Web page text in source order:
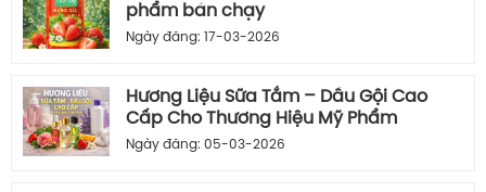
phẩm bán chạy
Ngày đăng: 17-03-2026
Hương Liệu Sữa Tắm – Dầu Gội Cao
Cấp Cho Thương Hiệu Mỹ Phẩm
Ngày đăng: 05-03-2026